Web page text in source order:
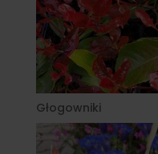
Głogowniki